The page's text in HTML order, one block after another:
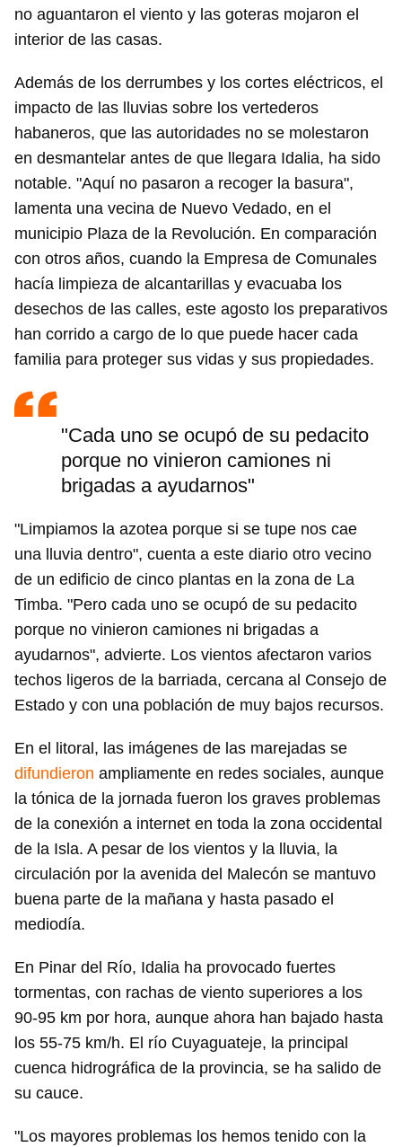
no aguantaron el viento y las goteras mojaron el
interior de las casas.
Además de los derrumbes y los cortes eléctricos, el
impacto de las lluvias sobre los vertederos
habaneros, que las autoridades no se molestaron
en desmantelar antes de que llegara Idalia, ha sido
notable. "Aquí no pasaron a recoger la basura",
lamenta una vecina de Nuevo Vedado, en el
municipio Plaza de la Revolución. En comparación
con otros años, cuando la Empresa de Comunales
hacía limpieza de alcantarillas y evacuaba los
desechos de las calles, este agosto los preparativos
han corrido a cargo de lo que puede hacer cada
familia para proteger sus vidas y sus propiedades.
"Cada uno se ocupó de su pedacito
porque no vinieron camiones ni
brigadas a ayudarnos"
"Limpiamos la azotea porque si se tupe nos cae
una lluvia dentro", cuenta a este diario otro vecino
de un edificio de cinco plantas en la zona de La
Timba. "Pero cada uno se ocupó de su pedacito
porque no vinieron camiones ni brigadas a
ayudarnos", advierte. Los vientos afectaron varios
techos ligeros de la barriada, cercana al Consejo de
Estado y con una población de muy bajos recursos.
En el litoral, las imágenes de las marejadas se
difundieron ampliamente en redes sociales, aunque
la tónica de la jornada fueron los graves problemas
de la conexión a internet en toda la zona occidental
de la Isla. A pesar de los vientos y la lluvia, la
circulación por la avenida del Malecón se mantuvo
buena parte de la mañana y hasta pasado el
mediodía.
En Pinar del Río, Idalia ha provocado fuertes
tormentas, con rachas de viento superiores a los
90-95 km por hora, aunque ahora han bajado hasta
los 55-75 km/h. El río Cuyaguateje, la principal
cuenca hidrográfica de la provincia, se ha salido de
su cauce.
"Los mayores problemas los hemos tenido con la